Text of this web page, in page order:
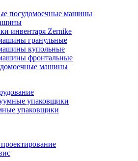
посудомоечные машины
инвентаря Zernike
гранульные
купольные
фронтальные
машины
упаковщики
упаковщики